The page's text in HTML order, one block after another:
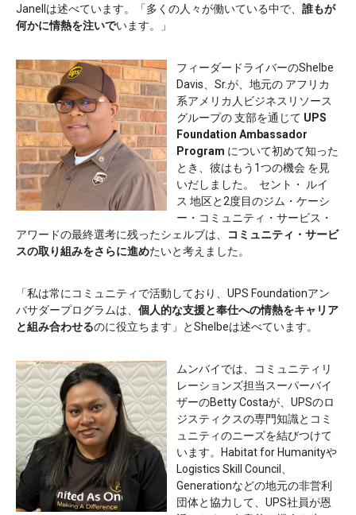
Janellは述べています。「多くの人々が働いている中で、 誰もが
何かに情熱を注いでいます。」
フィーダードライバーのShelbe
Davis、Sr.が、地元の アフリカ
系アメリカ人ビジネスリソース
グループの 支部を通じて UPS
Foundation Ambassador
Program について初めて知った
とき、彼はもう1つの機会 を見
いだしました。 セント・ ルイ
ス 地区と2度目のジム・ケーシ
ー・コミュニティ・サービス・
アワードの最終選考に残ったシェルブは、
コミュニティ・サービ
スの取り組みをさらに進めたいと考えました。
「私は常にコミュニティで活動しており、UPS Foundationアン
バサダープログラムは、 個人的な支援と奉仕への情熱をキャリア
と組み合わせるのに役立ちます」とShelbeは述べています。
ムンバイでは、コミュニティリ
レーションズ担当スーパーバイ
ザーのBetty Costaが、UPSのロ
ジスティクスの専門知識とコミ
ュニティのニーズを結びつけて
います。Habitat for Humanityや
Logistics Skill Council、
Generationなどの地元の非営利
団体と協力して、UPS社員が恩